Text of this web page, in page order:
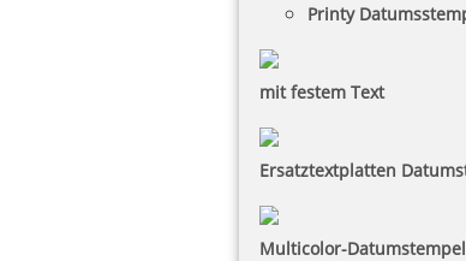
Printy
mit festem Text
Ersatztextplatten
Multicolor-Datumstempel